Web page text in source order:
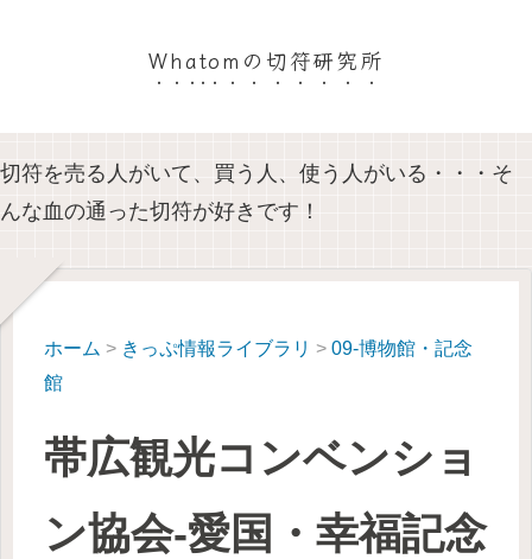
Whatomの切符研究所
切符を売る人がいて、買う人、使う人がいる・・・そ
んな血の通った切符が好きです！
ホーム > きっぷ情報ライブラリ > 09-博物館・記念
館
帯広観光コンベンショ
ン協会-愛国・幸福記念